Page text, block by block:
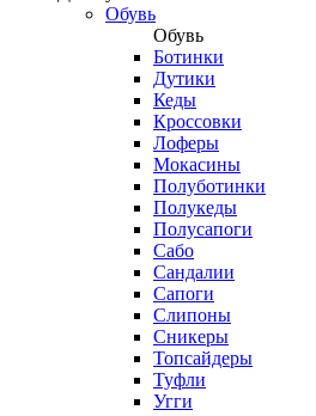
Обувь
Обувь
Ботинки
Дутики
Кеды
Кроссовки
Лоферы
Мокасины
Полуботинки
Полукеды
Полусапоги
Сабо
Сандалии
Сапоги
Слипоны
Сникеры
Топсайдеры
Туфли
Угги